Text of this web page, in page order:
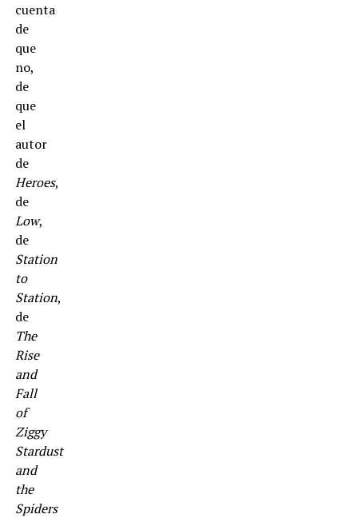
cuenta
de
que
no,
de
que
el
autor
de
Heroes,
de
Low,
de
Station
to
Station,
de
The
Rise
and
Fall
of
Ziggy
Stardust
and
the
Spiders